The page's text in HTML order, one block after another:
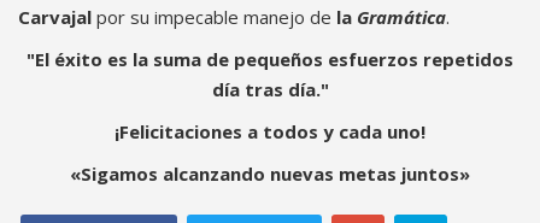
Carvajal por su impecable manejo de la Gramática.
"El éxito es la suma de pequeños esfuerzos repetidos
día tras día."
¡Felicitaciones a todos y cada uno!
«Sigamos alcanzando nuevas metas juntos»